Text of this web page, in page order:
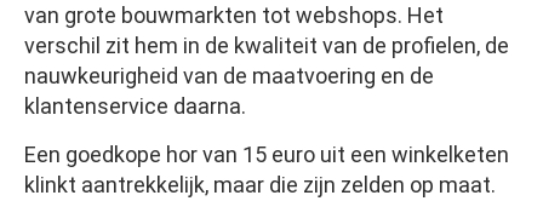
van grote bouwmarkten tot webshops. Het
verschil zit hem in de kwaliteit van de profielen, de
nauwkeurigheid van de maatvoering en de
klantenservice daarna.
Een goedkope hor van 15 euro uit een winkelketen
klinkt aantrekkelijk, maar die zijn zelden op maat.